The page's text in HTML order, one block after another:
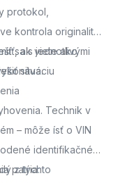
protokol,
kontrola originality
ak viete ako
situáciu
sa s jednotlivými
Technik v
– môže ísť o VIN
identifikačné
z týchto
patria: